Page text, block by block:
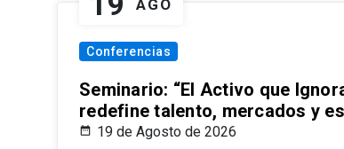
AGO
Conferencias
Seminario: “El Activo que
redefine talento, mercados y
19 de Agosto de 2026